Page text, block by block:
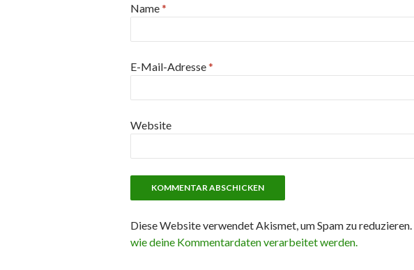
Name*
E-Mail-Adresse*
Website
Diese Website verwendet Akismet, um Spam zu reduzieren.
wie deine Kommentardaten verarbeitet werden.